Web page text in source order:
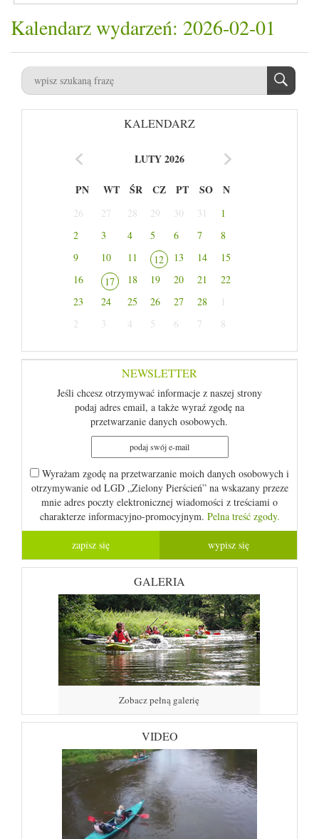
Kalendarz wydarzeń: 2026-02-01
KALENDARZ
LUTY 2026
PN WT ŚR CZ PT SO N
26 27 28 29 30 31
1
2
3 4 5 6 7
8
9
10 11 12 13 14
15
16
17 18 19 20 21
22
23
24 25 26 27 28
1
2
3 4 5 6 7 8
NEWSLETTER
Jeśli chcesz otrzymywać informacje z naszej strony
podaj adres email, a także wyraź zgodę na
przetwarzanie danych osobowych.
Wyrażam zgodę na przetwarzanie moich danych osobowych i
otrzymywanie od LGD „Zielony Pierścień” na wskazany przeze
mnie adres poczty elektronicznej wiadomości z treściami o
charakterze informacyjno-promocyjnym. Pelna treść zgody.
GALERIA
Zobacz pełną galerię
VIDEO